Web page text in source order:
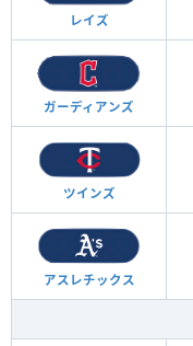
レイズ
ガーディアンズ
ツインズ
アスレチックス